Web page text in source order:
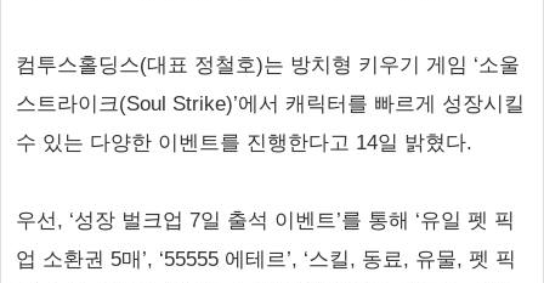
컴투스홀딩스(대표 정철호)는 방치형 키우기 게임 ‘소울
스트라이크(Soul Strike)’에서 캐릭터를 빠르게 성장시킬
수 있는 다양한 이벤트를 진행한다고 14일 밝혔다.
우선, ‘성장 벌크업 7일 출석 이벤트’를 통해 ‘유일 펫 픽
업 소환권 5매’, ‘55555 에테르’, ‘스킬, 동료, 유물, 펫 픽